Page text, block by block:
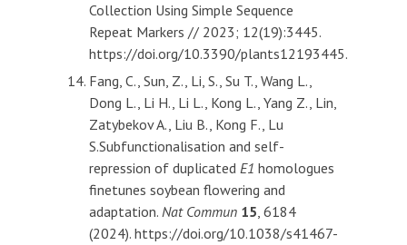
Collection Using Simple Sequence
Repeat Markers // 2023; 12(19):3445.
https://doi.org/10.3390/plants12193445.
Fang, C., Sun, Z., Li, S., Su T., Wang L.,
Dong L., Li H., Li L., Kong L., Yang Z., Lin,
Zatybekov A., Liu B., Kong F., Lu
S.Subfunctionalisation and self-
repression of duplicated E1 homologues
finetunes soybean flowering and
adaptation. Nat Commun 15, 6184
(2024). https://doi.org/10.1038/s41467-